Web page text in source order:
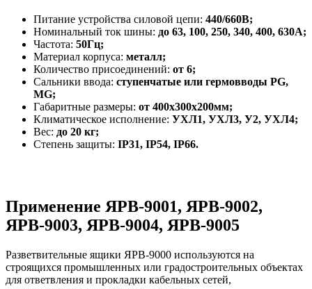
Питание устройства силовой цепи: 440/660В;
Номинальный ток шины: до 63, 100, 250, 340, 400, 630А;
Частота: 50Гц;
Материал корпуса: металл;
Количество присоединений: от 6;
Сальники ввода: ступенчатые или гермовводы PG,
MG;
Габаритные размеры: от 400х300х200мм;
Климатическое исполнение: УХЛ1, УХЛ3, У2, УХЛ4;
Вес: до 20 кг;
Степень защиты: IP31, IP54, IP66.
Применение ЯРВ-9001, ЯРВ-9002,
ЯРВ-9003, ЯРВ-9004, ЯРВ-9005
Разветвительные ящики ЯРВ-9000 используются на
строящихся промышленных или градостроительных объектах
для ответвления и прокладки кабельных сетей,